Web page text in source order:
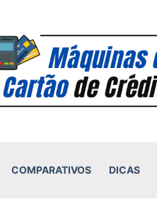
COMPARATIVOS DICAS